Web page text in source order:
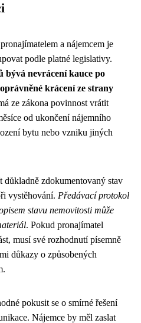
a nájemcem je
podle platné legislativy.
bývá nevrácení kauce po
krácení ze strany
ze zákona povinnost vrátit
od ukončení nájemního
bytu nebo vzniku jiných
zdokumentovaný stav
vystěhování. Předávací protokol
stavu nemovitosti může
. Pokud pronajímatel
musí své rozhodnutí písemně
důkazy o způsobených
pokusit se o smírné řešení
Nájemce by měl zaslat